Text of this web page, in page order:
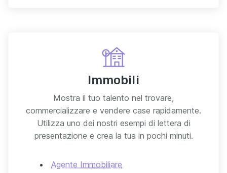
Immobili
Mostra il tuo talento nel trovare,
commercializzare e vendere case rapidamente.
Utilizza uno dei nostri esempi di lettera di
presentazione e crea la tua in pochi minuti.
Agente Immobiliare